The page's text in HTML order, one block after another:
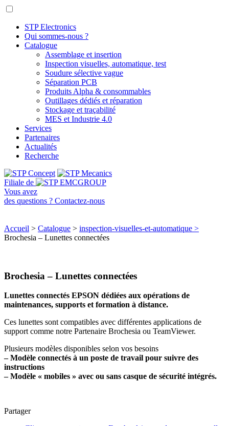
STP Electronics
Qui sommes-nous ?
Catalogue
Assemblage et insertion
Inspection visuelles, automatique, test
Soudure sélective vague
Séparation PCB
Produits Alpha & consommables
Outillages dédiés et réparation
Stockage et traçabilité
MES et Industrie 4.0
Services
Partenaires
Actualités
Recherche
Filiale de
Vous avez
des questions ? Contactez-nous
Accueil > Catalogue > inspection-visuelles-et-automatique >
Brochesia – Lunettes connectées
Brochesia – Lunettes connectées
Lunettes connectés EPSON dédiées aux opérations de
maintenances, supports et formation à distance.
Ces lunettes sont compatibles avec différentes applications de
support comme notre Partenaire Brochesia ou TeamViewer.
Plusieurs modèles disponibles selon vos besoins
– Modèle connectés à un poste de travail pour suivre des
instructions
– Modèle « mobiles » avec ou sans casque de sécurité intégrés.
Partager